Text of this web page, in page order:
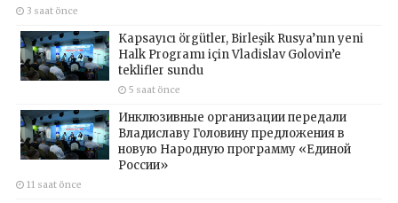
3 saat önce
Kapsayıcı örgütler, Birleşik Rusya’nın yeni
Halk Programı için Vladislav Golovin’e
teklifler sundu
5 saat önce
Инклюзивные организации передали
Владиславу Головину предложения в
новую Народную программу «Единой
России»
11 saat önce